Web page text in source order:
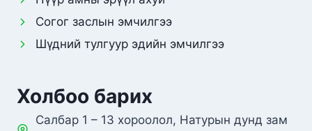
Согог заслын эмчилгээ
Шүдний тулгуур эдийн эмчилгээ
Холбоо барих
Салбар 1 – 13 хороолол, Натурын дунд зам